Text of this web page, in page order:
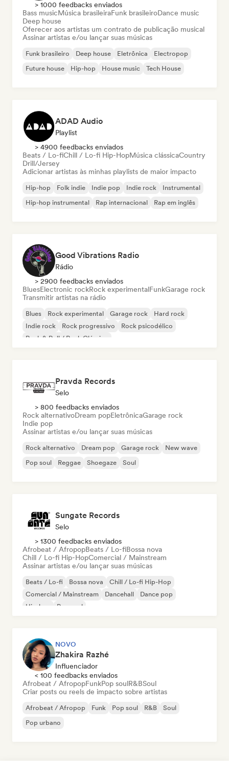
> 1000 feedbacks enviados
Bass musicMúsica brasileiraFunk brasileiroDance music
Deep house
Oferecer aos artistas um contrato de publicação musical
Assinar artistas e/ou lançar suas músicas
Funk brasileiro Deep house Eletrônica
Electropop
Future house
Hip-hop House music Tech House
ADAD Audio
Playlist
> 4900 feedbacks enviados
Beats / Lo-fiChill / Lo-fi Hip-HopMúsica clássicaCountry
Drill/Jersey
Adicionar artistas às minhas playlists de maior impacto
Hip-hop Folk indie Indie pop Indie rock
Instrumental
Hip-hop instrumental
Rap internacional Rap em inglês
Good Vibrations Radio
Rádio
> 2900 feedbacks enviados
BluesElectronic rockRock experimentalFunkGarage rock
Transmitir artistas na rádio
Blues Rock experimental Garage rock
Hard rock
Indie rock
Rock progressivo
Rock psicodélico
Rock & Roll / Rock Clássico
Pravda Records
Selo
> 800 feedbacks enviados
Rock alternativoDream popEletrônicaGarage rock
Indie pop
Assinar artistas e/ou lançar suas músicas
Rock alternativo Dream pop Garage rock
New wave
Pop soul
Reggae Shoegaze Soul
Sungate Records
Selo
> 1300 feedbacks enviados
Afrobeat / AfropopBeats / Lo-fiBossa nova
Chill / Lo-fi Hip-HopComercial / Mainstream
Assinar artistas e/ou lançar suas músicas
Beats / Lo-fi Bossa nova
Chill / Lo-fi Hip-Hop
Comercial / Mainstream
Dancehall
Dance pop
Hip-hop
Pop soul
NOVO
Zhakira Razhé
Influenciador
< 100 feedbacks enviados
Afrobeat / AfropopFunkPop soulR&BSoul
Criar posts ou reels de impacto sobre artistas
Afrobeat / Afropop Funk Pop soul R&B
Soul
Pop urbano